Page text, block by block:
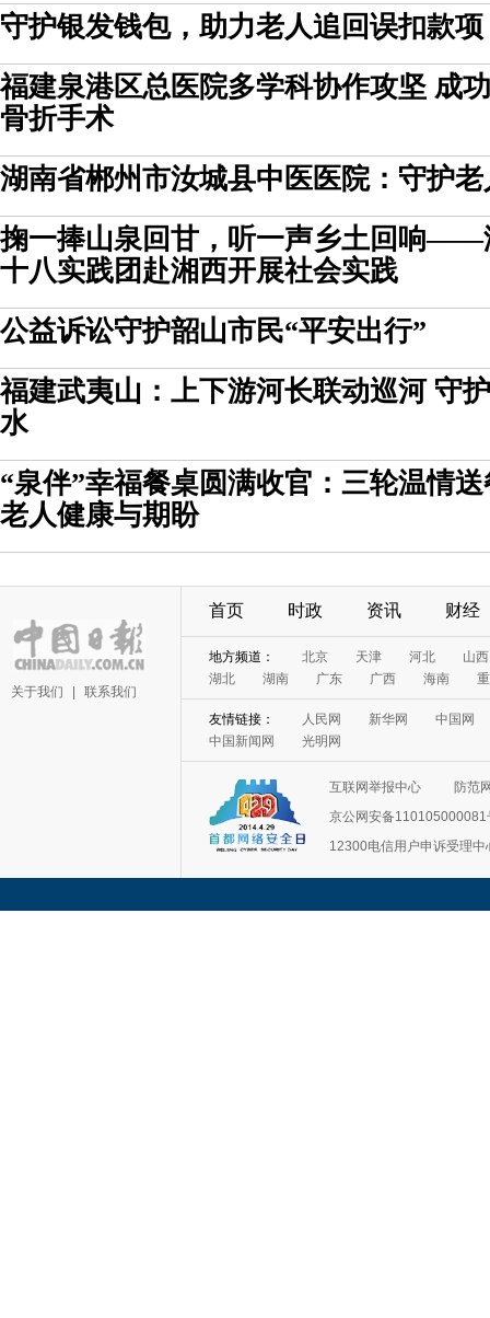
守护银发钱包，助力老人追回误扣款项
福建泉港区总医院多学科协作攻坚 成
骨折手术
湖南省郴州市汝城县中医医院：守护
掬一捧山泉回甘，听一声乡土回响——
十八实践团赴湘西开展社会实践
公益诉讼守护韶山市民“平安出行”
福建武夷山：上下游河长联动巡河 守
水
“泉伴”幸福餐桌圆满收官：三轮温情
老人健康与期盼
关于我们 联系我们
首页 时政 资讯 财经
地方频道： 北京 天津 河北
山西
湖北
湖南 广东 广西 海南
友情链接： 人民网 新华网
中国网
中国新闻网
光明网
互联网举报中心
防范
京公网安备110105000081
12300电信用户申诉受理中